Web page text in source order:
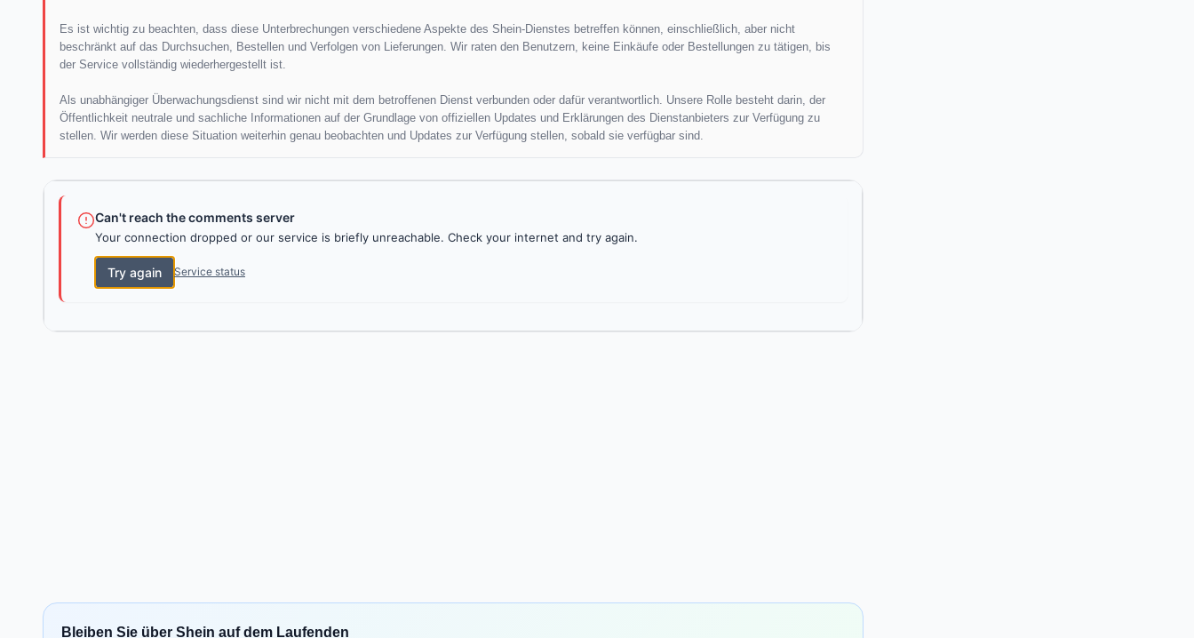
Es ist wichtig zu beachten, dass diese Unterbrechungen verschiedene Aspekte des Shein-Dienstes betreffen können, einschließlich, aber nicht
beschränkt auf das Durchsuchen, Bestellen und Verfolgen von Lieferungen. Wir raten den Benutzern, keine Einkäufe oder Bestellungen zu tätigen, bis
der Service vollständig wiederhergestellt ist.
Als unabhängiger Überwachungsdienst sind wir nicht mit dem betroffenen Dienst verbunden oder dafür verantwortlich. Unsere Rolle besteht darin, der
Öffentlichkeit neutrale und sachliche Informationen auf der Grundlage von offiziellen Updates und Erklärungen des Dienstanbieters zur Verfügung zu
stellen. Wir werden diese Situation weiterhin genau beobachten und Updates zur Verfügung stellen, sobald sie verfügbar sind.
Can't reach the comments server
Your connection dropped or our service is briefly unreachable. Check your internet and try again.
Try again Service status
Bleiben Sie über Shein auf dem Laufenden